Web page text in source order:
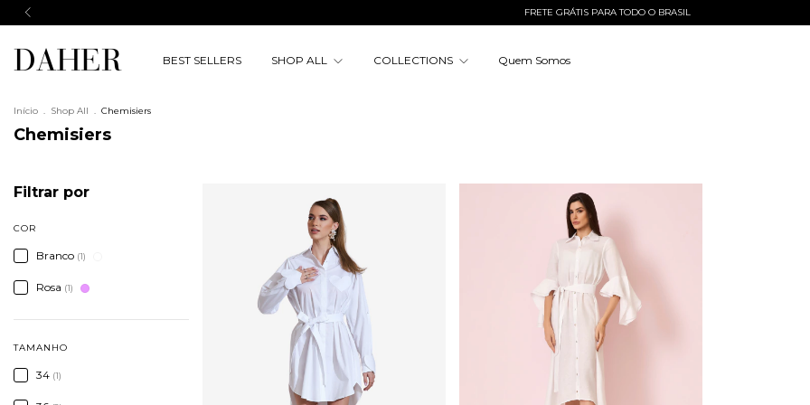
FRETE GRÁTIS PARA TODO O BRASIL
BEST SELLERS SHOP ALL COLLECTIONS Quem Somos
Início . Shop All . Chemisiers
Chemisiers
Filtrar por
COR
Branco (1)
Rosa (1)
TAMANHO
34 (1)